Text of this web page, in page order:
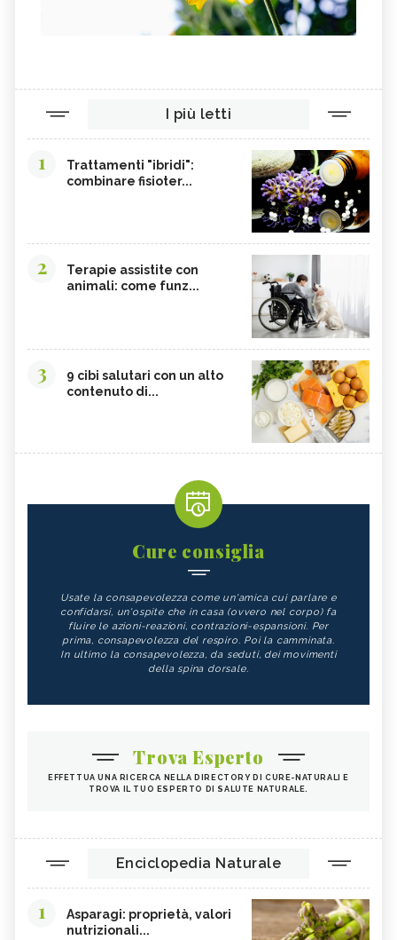
I più letti
1
Trattamenti "ibridi":
combinare fisioter...
2
Terapie assistite con
animali: come funz...
3
9 cibi salutari con un alto
contenuto di...
Cure consiglia
Usate la consapevolezza come un'amica cui parlare e
confidarsi, un'ospite che in casa (ovvero nel corpo) fa
fluire le azioni-reazioni, contrazioni-espansioni. Per
prima, consapevolezza del respiro. Poi la camminata.
In ultimo la consapevolezza, da seduti, dei movimenti
della spina dorsale.
Trova Esperto
EFFETTUA UNA RICERCA NELLA DIRECTORY DI CURE-NATURALI E
TROVA IL TUO ESPERTO DI SALUTE NATURALE.
Enciclopedia Naturale
1
Asparagi: proprietà, valori
nutrizionali...